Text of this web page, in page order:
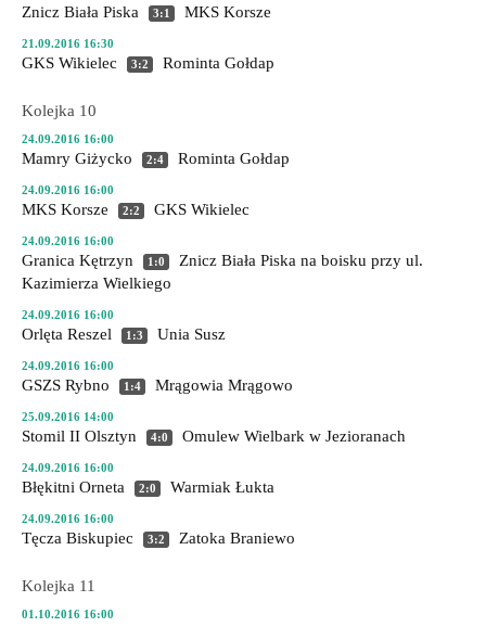
Znicz Biała Piska 3:1 MKS Korsze
21.09.2016 16:30
GKS Wikielec 3:2 Rominta Gołdap
Kolejka 10
24.09.2016 16:00
Mamry Giżycko 2:4 Rominta Gołdap
24.09.2016 16:00
MKS Korsze 2:2 GKS Wikielec
24.09.2016 16:00
Granica Kętrzyn 1:0 Znicz Biała Piska na boisku przy ul.
Kazimierza Wielkiego
24.09.2016 16:00
Orlęta Reszel 1:3 Unia Susz
24.09.2016 16:00
GSZS Rybno 1:4 Mrągowia Mrągowo
25.09.2016 14:00
Stomil II Olsztyn 4:0 Omulew Wielbark w Jezioranach
24.09.2016 16:00
Błękitni Orneta 2:0 Warmiak Łukta
24.09.2016 16:00
Tęcza Biskupiec 3:2 Zatoka Braniewo
Kolejka 11
01.10.2016 16:00